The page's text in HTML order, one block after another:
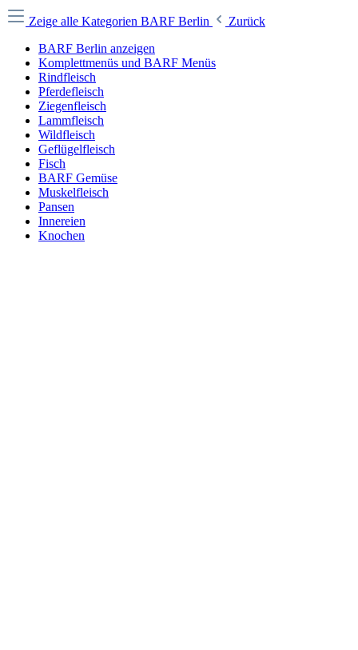
Zeige alle Kategorien BARF Berlin
Zurück
BARF Berlin anzeigen
Komplettmenüs und BARF Menüs
Rindfleisch
Pferdefleisch
Ziegenfleisch
Lammfleisch
Wildfleisch
Geflügelfleisch
Fisch
BARF Gemüse
Muskelfleisch
Pansen
Innereien
Knochen